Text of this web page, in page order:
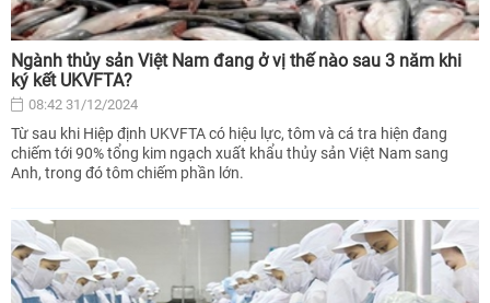
Ngành thủy sản Việt Nam đang ở vị thế nào sau 3 năm khi
ký kết UKVFTA?
08:42 31/12/2024
Từ sau khi Hiệp định UKVFTA có hiệu lực, tôm và cá tra hiện đang
chiếm tới 90% tổng kim ngạch xuất khẩu thủy sản Việt Nam sang
Anh, trong đó tôm chiếm phần lớn.